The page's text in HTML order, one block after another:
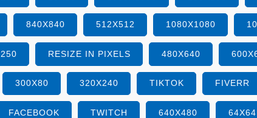
840X840 512X512 1080X1080
RESIZE IN PIXELS 480X640
300X80 320X240 TIKTOK FIVERR
FACEBOOK TWITCH 640X480 64X64